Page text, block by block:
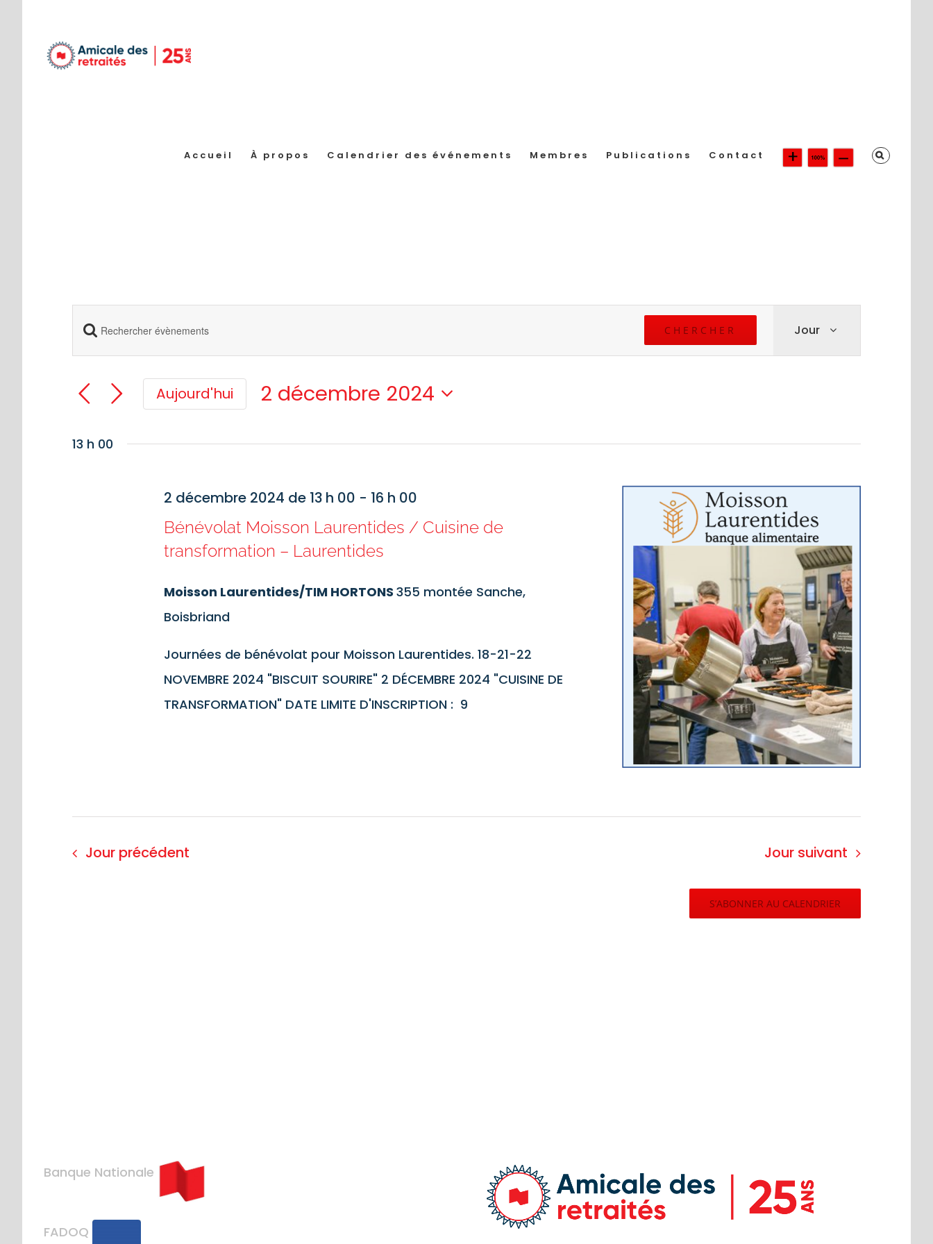
contenu
Accueil À propos Calendrier des événements Membres Publications Contact
Recherche
et
navigation
de
Évènements
Saisir
mot-
Rechercher
par
CHERCHER Jour
Aujourd'hui
2 décembre 2024
une
13 h 00
2 décembre 2024 de 13 h 00 - 16 h 00
Bénévolat Moisson Laurentides / Cuisine de
transformation – Laurentides
Moisson Laurentides/TIM HORTONS 355 montée Sanche,
Boisbriand
Journées de bénévolat pour Moisson Laurentides. 18-21-22
NOVEMBRE 2024 "BISCUIT SOURIRE" 2 DÉCEMBRE 2024 "CUISINE DE
TRANSFORMATION" DATE LIMITE D'INSCRIPTION : 9
Jour précédent Jour suivant
S’ABONNER AU CALENDRIER
Banque Nationale
FADOQ